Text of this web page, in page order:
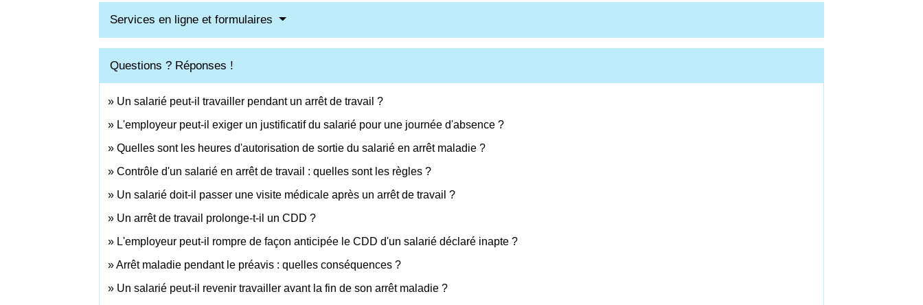
Services en ligne et formulaires
Questions ? Réponses !
Un salarié peut-il travailler pendant un arrêt de travail ?
L'employeur peut-il exiger un justificatif du salarié pour une journée d'absence ?
Quelles sont les heures d'autorisation de sortie du salarié en arrêt maladie ?
Contrôle d'un salarié en arrêt de travail : quelles sont les règles ?
Un salarié doit-il passer une visite médicale après un arrêt de travail ?
Un arrêt de travail prolonge-t-il un CDD ?
L'employeur peut-il rompre de façon anticipée le CDD d'un salarié déclaré inapte ?
Arrêt maladie pendant le préavis : quelles conséquences ?
Un salarié peut-il revenir travailler avant la fin de son arrêt maladie ?